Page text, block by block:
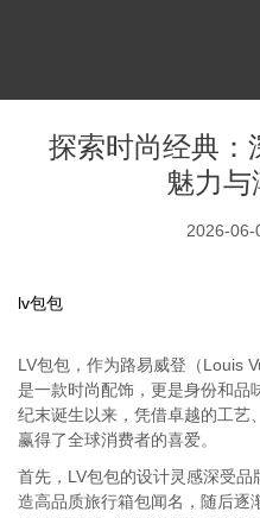
探索时尚经典：
魅力与
2026-06-
lv包包
LV包包，作为路易威登（Louis
是一款时尚配饰，更是身份和品
纪末诞生以来，凭借卓越的工艺
赢得了全球消费者的喜爱。
首先，LV包包的设计灵感深受品
造高品质旅行箱包闻名，随后逐